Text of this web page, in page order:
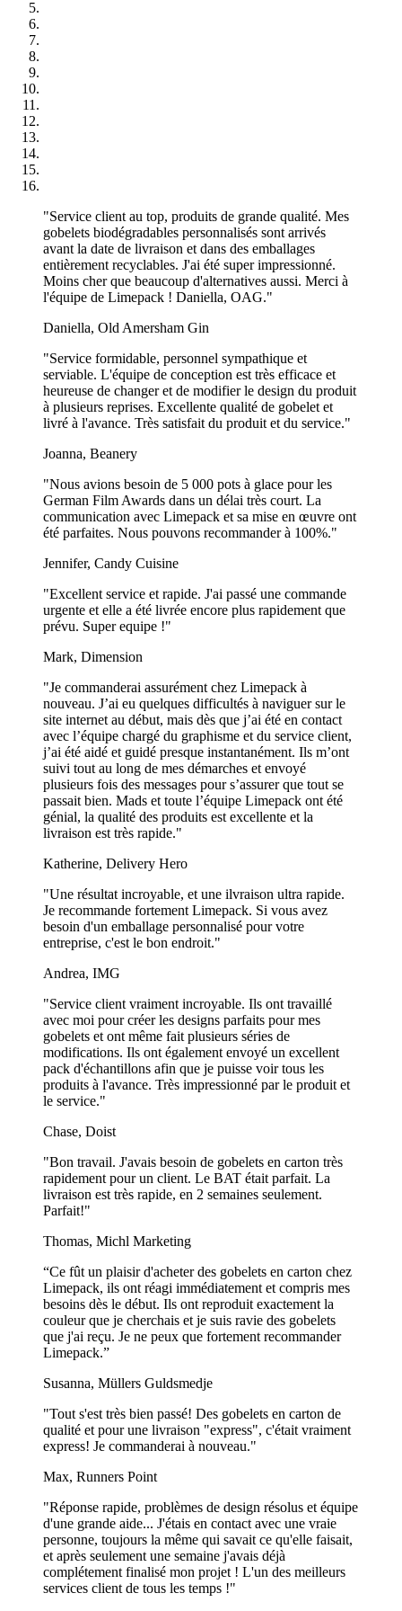
Des gobelets jetables personnalisés disponibles dans plusieurs
tailles
Nos gobelets jetables sont disponibles dans de nombreuses tailles,
vous êtes donc sûrs de pouvoir trouver le format dont vous avez
besoin ! Des petits gobelets pour les shots d’espresso aux grands
gobelets pour bubble tea ou milkshake, nous vous garantissons que
nous avons la taille parfaite que vous recherchez.
Parmi notre sélection de gobelets en carton, vous trouverez les tailles
suivantes, mais il est important de noter que les tailles disponibles
The Shot – 100 ml
Pick-Me-Up – 160 ml
Cup-of-Joe – 240 ml
Mug-a-Chino – 350 ml
The Monday Killer – 450 ml
The Really Big One – 550 ml
Nos gobelets en plastique personnalisés sont disponibles dans les
Smoothielicious – 350 ml
The Stadium Cup – 450 ml
Jumbo – 550 ml
Vous ne savez pas quelle taille de gobelets choisir ? Il suffit de nous
envoyer un e-mail ou de nous appeler ! Nos experts en emballage
seront ravis de vous aider à trouver la taille parfaite qui convient à
votre produit.
Des gobelets jetables écologiques
Chez Limepack, nous accordons une grande importance à l’écologie
et à notre impact environnemental, que nous souhaitons réduire au
maximum, c'est pourquoi nous proposons des options écologiques
pour nos gobelets jetables. C’est la raison pour laquelle nos
en carton biosont en fait l'option la plus durable disponible sur le
marché en termes de gobelets à usage unique. Ils sont produits avec
un revêtement à base d'eau au lieu d'un revêtement en plastique
standard, ce qui les rend à la fois biodégradables et recyclables avec
partir de 50% de plastique recyclé, ce qui signifie que beaucoup
l'environnement lors de leur production.
Nous travaillons également exclusivement avec des fabricants en
Europe, ce qui nous permet d'être proches de nos clients, mais
produits.
Gobelets jetables contre gobelets réutilisables
Les gobelets réutilisables, contrairement aux gobelets jetables,
nécessitent beaucoup plus d'énergie pour être produits et nettoyés
pour être réutilisés. Une recherche menée en 1994 par le professeur
de chimie Martin B. Hocking montre précisément que pour qu'un
carton jetable, il faudrait l'utiliser au moins 17 fois. Vous pouvez en
En fin de compte, tout dépend de la façon dont les gobelets seront
utilisés et combien de fois. Si vous prévoyez de distribuer des
gobelets réutilisables lors d’un événement, il est très probable que la
les gobelets sont destinés à n'être utilisés qu'une fois ou quelques
Les gobelets en plastique réutilisables personnalisés sont préférables
dans des bureaux ou à la maison, où ils sont garantis d'être utilisés
de très nombreuses fois.
Des quantités de commande à partir de 1.000 pcs.
Pas besoin d’investir dans de grandes quantités de 10.000 gobelets
ou plus pour mettre la main sur des gobelets personnalisés ! Chez
Limepack, nous avons une faible quantité minimale de commande
de seulement 1.000 pièces sur nos gobelets jetables. C'est pourquoi,
si vous êtes une petite entreprise à la recherche d'un moyen rentable
de faire connaître votre marque, nos gobelets jetables avec
impression sont la solution parfaite. Alors pourquoi attendre plus
longtemps ? Commencez à concevoir un design dès aujourd'hui et
créez un look unique pour vos gobelets !
Montre plus...
"Service client au top, produits de grande qualité. Mes
gobelets biodégradables personnalisés sont arrivés
avant la date de livraison et dans des emballages
entièrement recyclables. J'ai été super impressionné.
Moins cher que beaucoup d'alternatives aussi. Merci à
l'équipe de Limepack ! Daniella, OAG."
Daniella, Old Amersham Gin
"Service formidable, personnel sympathique et
serviable. L'équipe de conception est très efficace et
heureuse de changer et de modifier le design du produit
à plusieurs reprises. Excellente qualité de gobelet et
livré à l'avance. Très satisfait du produit et du service."
Joanna, Beanery
"Nous avions besoin de 5 000 pots à glace pour les
German Film Awards dans un délai très court. La
communication avec Limepack et sa mise en œuvre ont
été parfaites. Nous pouvons recommander à 100%."
Jennifer, Candy Cuisine
"Excellent service et rapide. J'ai passé une commande
urgente et elle a été livrée encore plus rapidement que
prévu. Super equipe !"
Mark, Dimension
"Je commanderai assurément chez Limepack à
nouveau. J’ai eu quelques difficultés à naviguer sur le
site internet au début, mais dès que j’ai été en contact
avec l’équipe chargé du graphisme et du service client,
j’ai été aidé et guidé presque instantanément. Ils m’ont
suivi tout au long de mes démarches et envoyé
plusieurs fois des messages pour s’assurer que tout se
passait bien. Mads et toute l’équipe Limepack ont été
génial, la qualité des produits est excellente et la
livraison est très rapide."
Katherine, Delivery Hero
"Une résultat incroyable, et une ilvraison ultra rapide.
Je recommande fortement Limepack. Si vous avez
besoin d'un emballage personnalisé pour votre
entreprise, c'est le bon endroit."
Andrea, IMG
"Service client vraiment incroyable. Ils ont travaillé
avec moi pour créer les designs parfaits pour mes
gobelets et ont même fait plusieurs séries de
modifications. Ils ont également envoyé un excellent
pack d'échantillons afin que je puisse voir tous les
produits à l'avance. Très impressionné par le produit et
le service."
Chase, Doist
"Bon travail. J'avais besoin de gobelets en carton très
rapidement pour un client. Le BAT était parfait. La
livraison est très rapide, en 2 semaines seulement.
Parfait!"
Thomas, Michl Marketing
“Ce fût un plaisir d'acheter des gobelets en carton chez
Limepack, ils ont réagi immédiatement et compris mes
besoins dès le début. Ils ont reproduit exactement la
couleur que je cherchais et je suis ravie des gobelets
que j'ai reçu. Je ne peux que fortement recommander
Limepack.”
Susanna, Müllers Guldsmedje
"Tout s'est très bien passé! Des gobelets en carton de
qualité et pour une livraison "express", c'était vraiment
express! Je commanderai à nouveau."
Max, Runners Point
"Réponse rapide, problèmes de design résolus et équipe
d'une grande aide... J'étais en contact avec une vraie
personne, toujours la même qui savait ce qu'elle faisait,
et après seulement une semaine j'avais déjà
complétement finalisé mon projet ! L'un des meilleurs
services client de tous les temps !"